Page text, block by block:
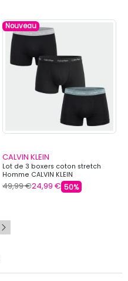
Nouveau
CALVIN KLEIN
Lot de 3 boxers coton stretch
Homme CALVIN KLEIN
49,99 €24,99 € 50%